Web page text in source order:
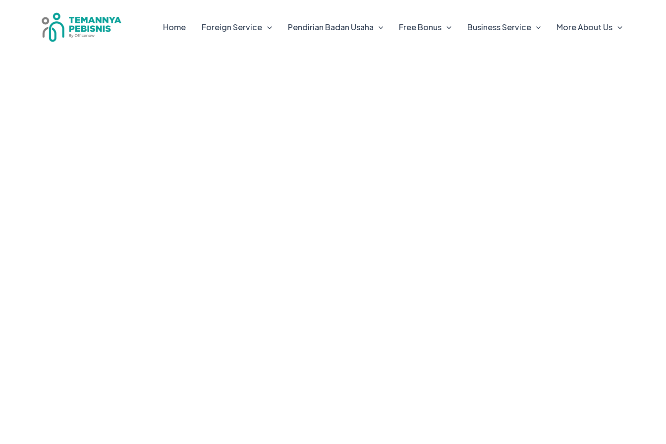
Home Foreign Service Pendirian Badan Usaha Free Bonus Business Service More About Us